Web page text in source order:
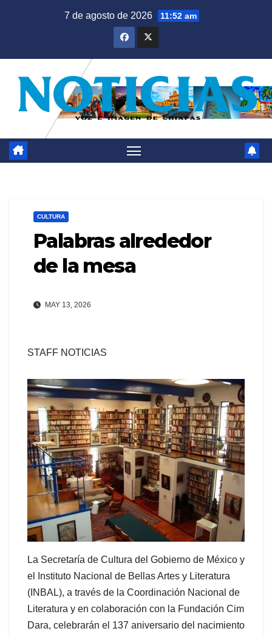
7 de agosto de 2026 11:52 am
CULTURA
Palabras alrededor
de la mesa
MAY 13, 2026
STAFF NOTICIAS
La Secretaría de Cultura del Gobierno de México y
el Instituto Nacional de Bellas Artes y Literatura
(INBAL), a través de la Coordinación Nacional de
Literatura y en colaboración con la Fundación Cim
Dara, celebrarán el 137 aniversario del nacimiento